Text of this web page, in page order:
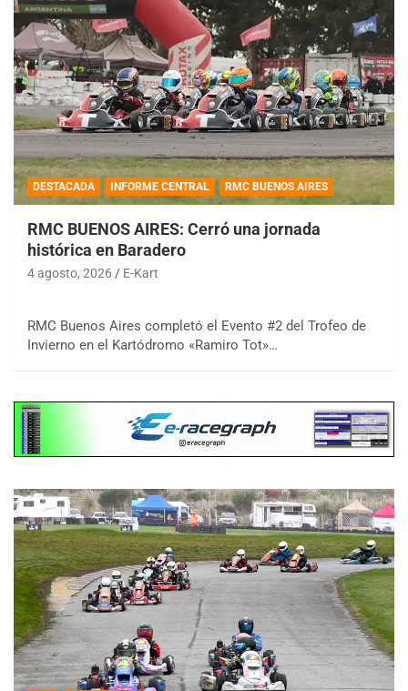
DESTACADA INFORME CENTRAL RMC BUENOS AIRES
RMC BUENOS AIRES: Cerró una jornada
histórica en Baradero
4 agosto, 2026 E-Kart
RMC Buenos Aires completó el Evento #2 del Trofeo de
Invierno en el Kartódromo «Ramiro Tot»…